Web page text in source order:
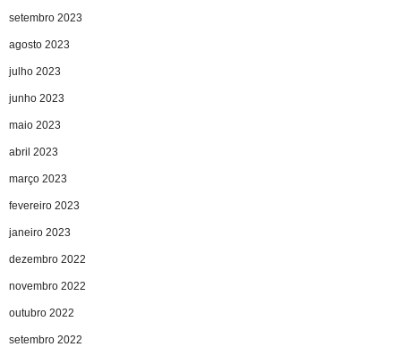
setembro 2023
agosto 2023
julho 2023
junho 2023
maio 2023
abril 2023
março 2023
fevereiro 2023
janeiro 2023
dezembro 2022
novembro 2022
outubro 2022
setembro 2022